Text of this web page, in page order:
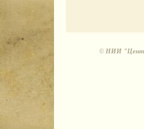
© НИИ "Центр